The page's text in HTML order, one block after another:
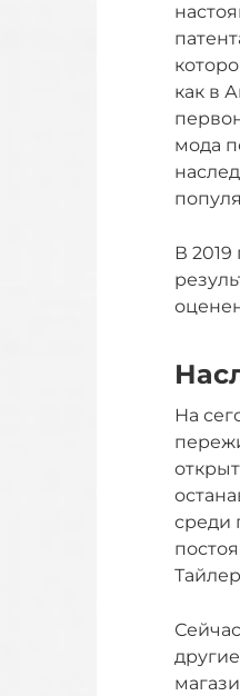
как в
мода
В
На
среди